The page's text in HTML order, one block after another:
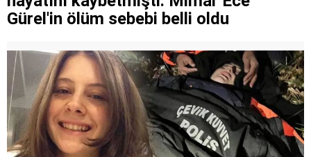
Gürel'in ölüm sebebi belli oldu